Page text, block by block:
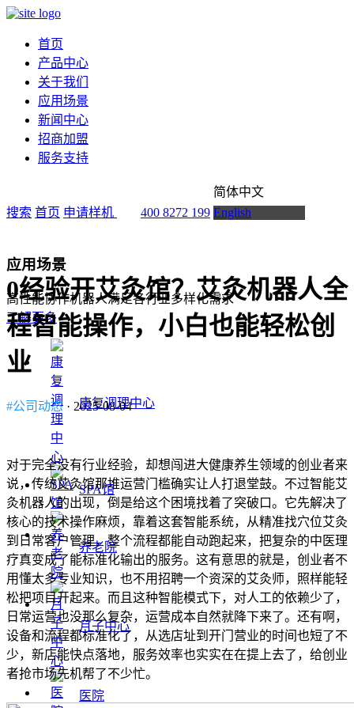
首页
产品中心
关于我们
应用场景
新闻中心
招商加盟
服务支持
搜索 首页 申请样机 400 8272 199
简体中文
English
应用场景
高性能协作机器人满足各行业多样化需求
了解更多
康复调理中心
SPA馆
养老院
月子中心
医院
0经验开艾灸馆？艾灸机器人全
程智能操作，小白也能轻松创
业
#公司动态 · 2025-08-04
对于完全没有行业经验，却想闯进大健康养生领域的创业者来
说，传统艾灸馆那堆运营门槛确实让人打退堂鼓。不过智能艾
灸机器人的出现，倒是给这个困境找着了突破口。它先解决了
核心的技术操作麻烦，靠着这套智能系统，从精准找穴位艾灸
到日常客户管理，整个流程都能自动跑起来，把复杂的中医理
疗真变成了能标准化输出的服务。这有意思的就是，创业者不
用懂太多专业知识，也不用招聘一个资深的艾灸师，照样能轻
松把项目开起来。而且这种智能模式下，对人工的依赖少了，
日常运营也没那么复杂，运营成本自然就降下来了。还有啊，
设备和流程都标准化了，从选店址到开门营业的时间也短了不
少，新店能快点落地，服务效率也实实在在提上去了，给创业
者抢市场先机帮了不少忙。